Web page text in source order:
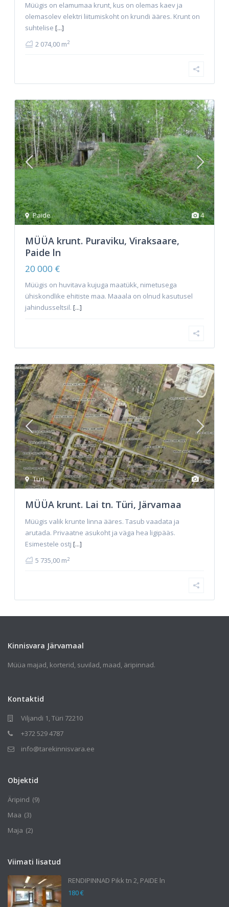
Müügis on elamumaa krunt, kus on olemas kaev ja
olemasolev elektri liitumiskoht on krundi ääres. Krunt on
suhtelise [...]
2 074,00 m2
4
Paide
MÜÜA krunt. Puraviku, Viraksaare,
Paide ln
20 000 €
Müügis on huvitava kujuga maatükk, nimetusega
ühiskondlike ehitiste maa. Maaala on olnud kasutusel
jahindusseltsil. [...]
3
Türi
MÜÜA krunt. Lai tn. Türi, Järvamaa
Müügis valik krunte linna ääres. Tasub vaadata ja
arutada. Privaatne asukoht ja väga hea ligipääs.
Esimestele ostj [...]
5 735,00 m2
Kinnisvara Järvamaal
Müüa majad, korterid, suvilad, maad, äripinnad.
Kontaktid
Viljandi 1, Türi 72210
+372 529 4787
info@tarekinnisvara.ee
Objektid
Äripind (9)
Maa (3)
Maja (2)
Viimati lisatud
RENDIPINNAD Pikk tn 2, PAIDE ln
180 €